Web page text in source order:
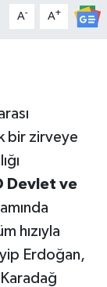
A- A+
bir zirveye
Devlet ve
hızıyla
Erdoğan,